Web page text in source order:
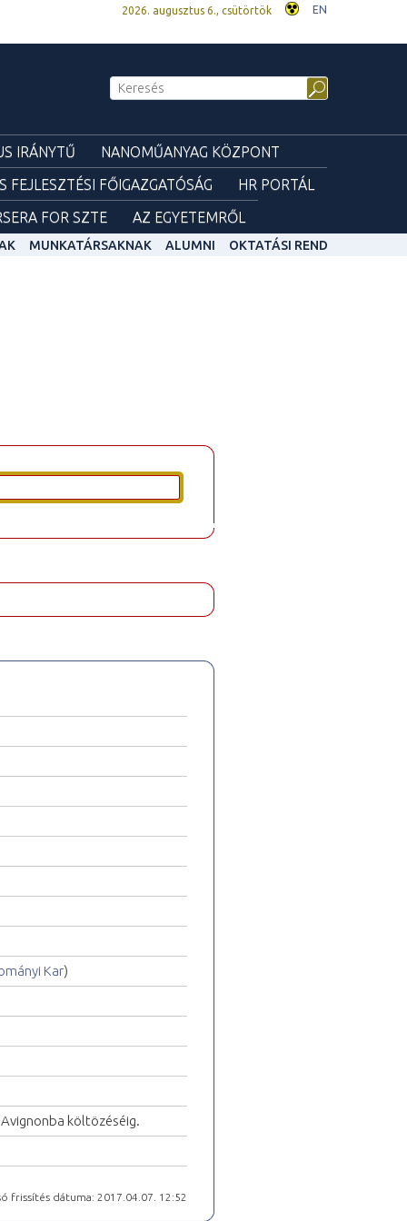
2026. augusztus 6., csütörtök EN
IRÁNYTŰ
NANOMŰANYAG KÖZPONT
FEJLESZTÉSI FŐIGAZGATÓSÁG
HR PORTÁL
FOR SZTE AZ EGYETEMRŐL
MUNKATÁRSAKNAK ALUMNI OKTATÁSI REND
Kar)
költözéséig.
frissítés dátuma: 2017.04.07. 12:52